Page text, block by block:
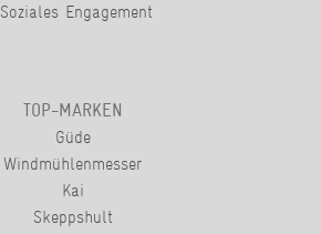
Soziales Engagement
TOP-MARKEN
Güde
Windmühlenmesser
Kai
Skeppshult